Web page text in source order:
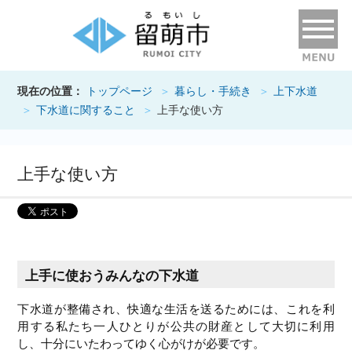
現在の位置： トップページ 暮らし・手続き
上下水道
下水道に関すること
上手な使い方
上手な使い方
上手に使おうみんなの下水道
下水道が整備され、快適な生活を送るためには、これを利
用する私たち一人ひとりが公共の財産として大切に利用
し、十分にいたわってゆく心がけが必要です。